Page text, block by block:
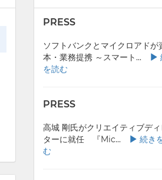
PRESS
ソフトバンクとマイクロアドが
本・業務提携 ～スマート...
を読む
PRESS
高城 剛氏がクリエイティブディ
ターに就任 『Mic...
続き
む